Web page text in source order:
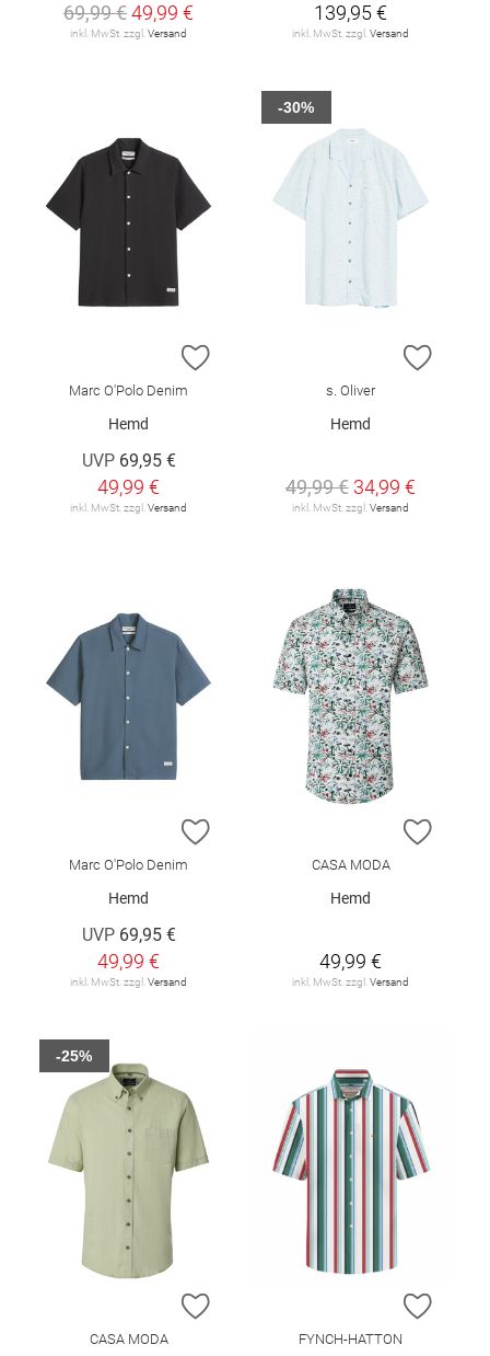
69,99 €49,99 €
inkl. MwSt. zzgl. Versand
139,95 €
inkl. MwSt. zzgl. Versand
ZUR WUNSCHLISTE HINZUFÜGEN
Marc O'Polo Denim
Hemd
UVP 69,95 €
49,99 €
inkl. MwSt. zzgl. Versand
ZUR
s. Oliver
Hemd
49,99 € 34,99 €
inkl. MwSt. zzgl. Versand
-30%
ZUR WUNSCHLISTE HINZUFÜGEN
Marc O'Polo Denim
Hemd
UVP 69,95 €
49,99 €
inkl. MwSt. zzgl. Versand
ZUR
CASA MODA
Hemd
49,99 €
inkl. MwSt. zzgl. Versand
ZUR WUNSCHLISTE HINZUFÜGEN
CASA MODA
-25%
ZUR
FYNCH-HATTON